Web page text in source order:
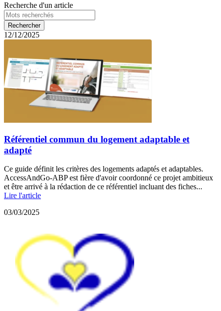
Recherche d'un article
12/12/2025
Référentiel commun du logement adaptable et
adapté
Ce guide définit les critères des logements adaptés et adaptables.
AccessAndGo-ABP est fière d'avoir coordonné ce projet ambitieux
et être arrivé à la rédaction de ce référentiel incluant des fiches...
Lire l'article
03/03/2025